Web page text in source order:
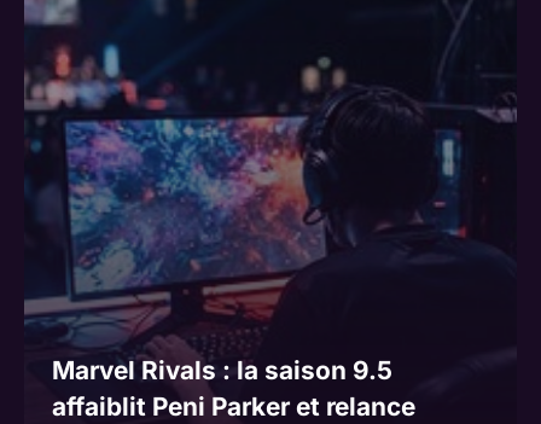
Marvel Rivals : la saison 9.5
affaiblit Peni Parker et relance